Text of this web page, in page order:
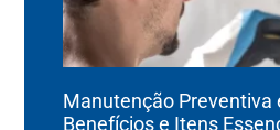
Manutenção Preventiva
Benefícios e Itens